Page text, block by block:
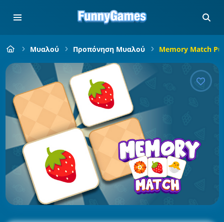
Μυαλού Προπόνηση Μυαλού Memory Match